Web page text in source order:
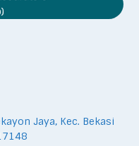
Jaya, Kec. Bekasi